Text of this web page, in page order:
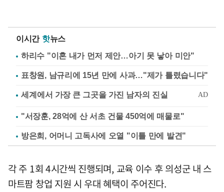
이시간 핫뉴스
하리수 "이혼 내가 먼저 제안…아기 못 낳아 미안"
표창원, 남규리에 15년 만에 사과…"제가 틀렸습니다"
"서장훈, 28억에 산 서초 건물 450억에 매물로"
방은희, 어머니 고독사에 오열 "이틀 만에 발견"
각 주 1회 4시간씩 진행되며, 교육 이수 후 의성군 내 스
마트팜 창업 지원 시 우대 혜택이 주어진다.